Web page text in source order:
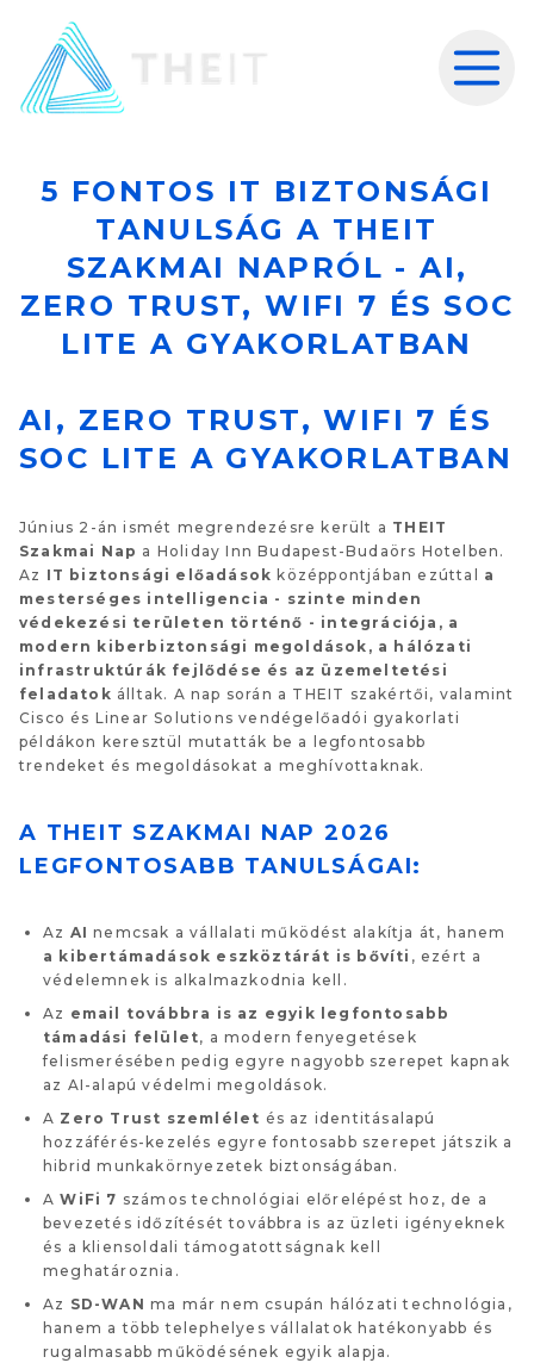
5 FONTOS IT BIZTONSÁGI
TANULSÁG A THEIT
SZAKMAI NAPRÓL - AI,
ZERO TRUST, WIFI 7 ÉS SOC
LITE A GYAKORLATBAN
AI, ZERO TRUST, WIFI 7 ÉS
SOC LITE A GYAKORLATBAN
Június 2-án ismét megrendezésre került a THEIT
Szakmai Nap a Holiday Inn Budapest-Budaörs Hotelben.
Az IT biztonsági előadások középpontjában ezúttal a
mesterséges intelligencia - szinte minden
védekezési területen történő - integrációja, a
modern kiberbiztonsági megoldások, a hálózati
infrastruktúrák fejlődése és az üzemeltetési
feladatok álltak. A nap során a THEIT szakértői, valamint
Cisco és Linear Solutions vendégelőadói gyakorlati
példákon keresztül mutatták be a legfontosabb
trendeket és megoldásokat a meghívottaknak.
A THEIT SZAKMAI NAP 2026
LEGFONTOSABB TANULSÁGAI:
Az AI nemcsak a vállalati működést alakítja át, hanem
a kibertámadások eszköztárát is bővíti , ezért a
védelemnek is alkalmazkodnia kell.
Az email továbbra is az egyik legfontosabb
támadási felület, a modern fenyegetések
felismerésében pedig egyre nagyobb szerepet kapnak
az AI-alapú védelmi megoldások.
A Zero Trust szemlélet és az identitásalapú
hozzáférés-kezelés egyre fontosabb szerepet játszik a
hibrid munkakörnyezetek biztonságában.
AWiFi 7 számos technológiai előrelépést hoz, de a
bevezetés időzítését továbbra is az üzleti igényeknek
és a kliensoldali támogatottságnak kell
meghatároznia.
Az SD-WAN ma már nem csupán hálózati technológia,
hanem a több telephelyes vállalatok hatékonyabb és
rugalmasabb működésének egyik alapja.